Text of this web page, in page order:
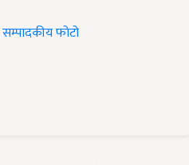
सम्पादकीयफोटो